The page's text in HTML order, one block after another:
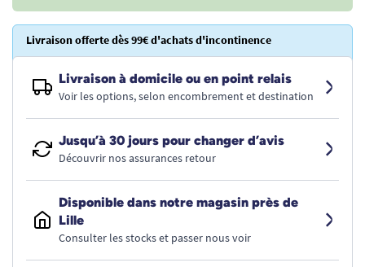
Livraison offerte dès 99€ d'achats d'incontinence
Livraison à domicile ou en point relais
Voir les options, selon encombrement et destination
Jusqu’à 30 jours pour changer d’avis
Découvrir nos assurances retour
Disponible dans notre magasin près de
Lille
Consulter les stocks et passer nous voir